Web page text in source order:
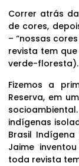
Correr atrás
de cores,
– “nossas
revista tem
verde-floresta).
Fizemos a
Reserva, em
indígenas
Brasil
Jaime
toda revista